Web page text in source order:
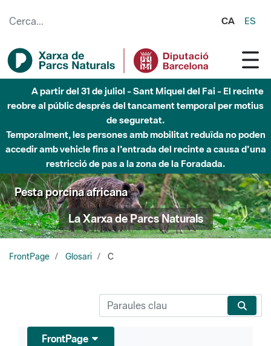
CA ES
A partir del 31 de juliol - Sant Miquel del Fai - El recinte
reobre al públic després del tancament temporal per motius
de seguretat.
Temporalment, les persones amb mobilitat reduïda no poden
accedir amb vehicle fins a l'entrada del recinte a causa d'una
restricció de pas a la zona de la Foradada.
Pesta porcina africana
La Xarxa de Parcs Naturals
FrontPage Glosari C
FrontPage